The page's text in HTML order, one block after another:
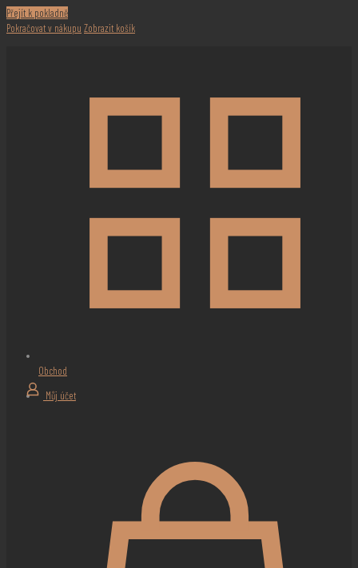
Přejít k pokladně
Pokračovat v nákupu Zobrazit košík
Obchod
Můj účet